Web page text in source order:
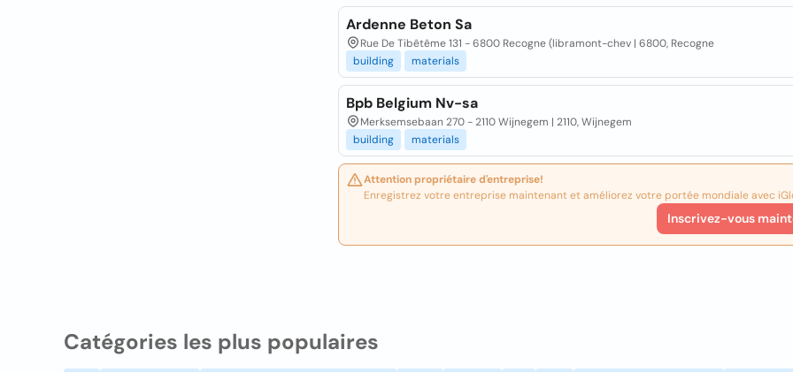
Ardenne Beton Sa
Rue De Tibêtême 131 - 6800 Recogne (libramont-chev | 6800, Recogne
building
materials
Bpb Belgium Nv-sa
Merksemsebaan 270 - 2110 Wijnegem | 2110, Wijnegem
building
materials
Attention propriétaire d'entreprise!
Enregistrez votre entreprise maintenant et améliorez votre portée mondiale avec
Inscrivez-vous
Catégories les plus populaires